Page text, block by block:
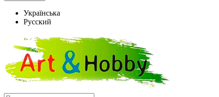
Українська
Русский